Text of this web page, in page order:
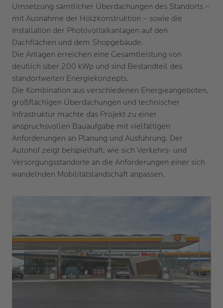
Umsetzung sämtlicher Überdachungen des Standorts –
mit Ausnahme der Holzkonstruktion – sowie die
Installation der Photovoltaikanlagen auf den
Dachflächen und dem Shopgebäude.
Die Anlagen erreichen eine Gesamtleistung von
deutlich über 200 kWp und sind Bestandteil des
standortweiten Energiekonzepts.
Die Kombination aus verschiedenen Energieangeboten,
großflächigen Überdachungen und technischer
Infrastruktur machte das Projekt zu einer
anspruchsvollen Bauaufgabe mit vielfältigen
Anforderungen an Planung und Ausführung. Der
Autohof zeigt beispielhaft, wie sich Verkehrs- und
Versorgungsstandorte an die Anforderungen einer sich
wandelnden Mobilitätslandschaft anpassen.